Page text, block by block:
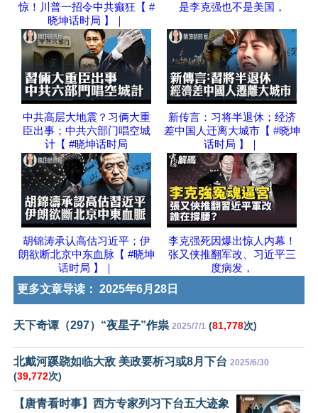
惊！川普一招令中共癫狂【 #
晓坤话时局 】｜
是李克强也不是美国，
中共高层大地震？习俩大重
臣出事；中共六部门唱空城
计【 #晓坤话时局
新传言：习将半退休；经济
差中国人迁离大城市【 #晓坤
话时局 】｜
胡锦涛承认高估习近平；伊
朗欲断北京中东血脉【 #晓坤
话时局 】｜
李克强死因爆出惊人内幕！
张又侠推翻军改、习近平三
度病发，
更多文章导读： 2025年6月28日
天下奇谭（297）“夜星子”作祟 2025/7/1 (81,778次)
北戴河蹊跷如临大敌 美政要析习或8月下台 2025/6/30
(39,772次)
【唐青看时事】西方专家列习下台五大迹象